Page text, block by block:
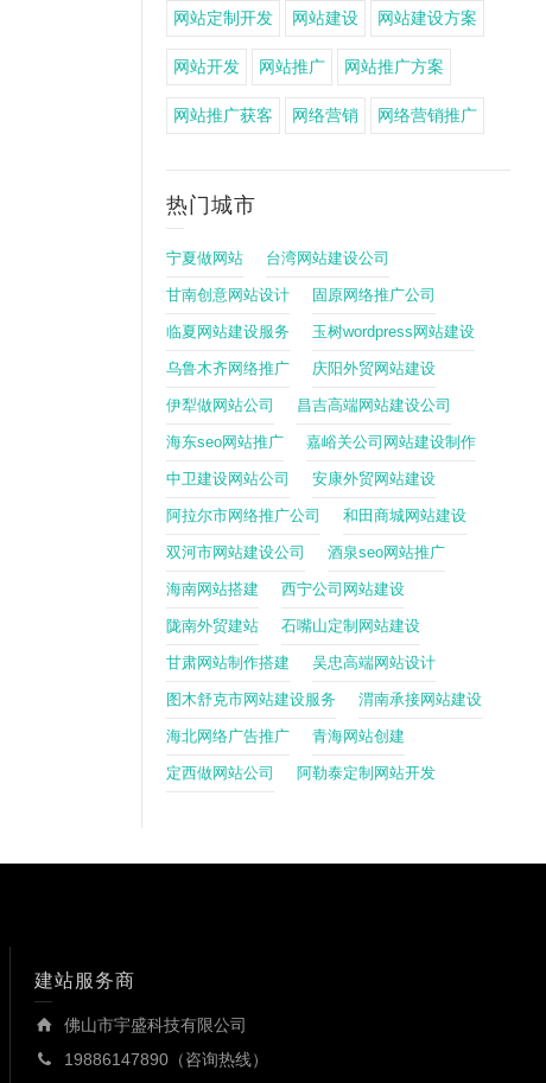
网站定制开发 网站建设 网站建设方案
网站开发 网站推广 网站推广方案
网站推广获客 网络营销 网络营销推广
热门城市
宁夏做网站 台湾网站建设公司
甘南创意网站设计 固原网络推广公司
临夏网站建设服务 玉树wordpress网站建设
乌鲁木齐网络推广 庆阳外贸网站建设
伊犁做网站公司 昌吉高端网站建设公司
海东seo网站推广 嘉峪关公司网站建设制作
中卫建设网站公司 安康外贸网站建设
阿拉尔市网络推广公司 和田商城网站建设
双河市网站建设公司 酒泉seo网站推广
海南网站搭建 西宁公司网站建设
陇南外贸建站 石嘴山定制网站建设
甘肃网站制作搭建 吴忠高端网站设计
图木舒克市网站建设服务 渭南承接网站建设
海北网络广告推广 青海网站创建
定西做网站公司 阿勒泰定制网站开发
建站服务商
佛山市宇盛科技有限公司
19886147890（咨询热线）